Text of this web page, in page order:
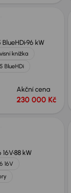
BlueHDi96 kW
knížka
BlueHDi
Akční cena
230 000 Kč
16V88 kW
16V